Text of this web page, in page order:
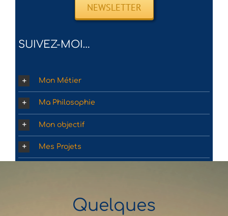
NEWSLETTER
SUIVEZ-MOI…
Mon Métier
Ma Philosophie
Mon objectif
Mes Projets
Quelques